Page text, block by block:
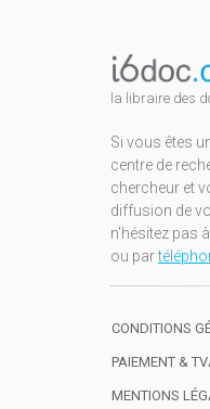
la libraire des
Si vous êtes
centre de
chercheur et
diffusion de
n'hésitez pas
ou par
CONDITIONS
PAIEMENT &
MENTIONS